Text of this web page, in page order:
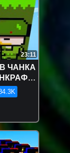
23:11
ЧАНКА